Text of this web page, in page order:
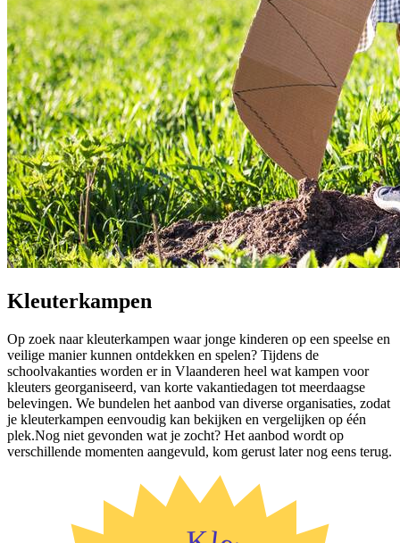
Kleuterkampen
Op zoek naar kleuterkampen waar jonge kinderen op een speelse en
veilige manier kunnen ontdekken en spelen? Tijdens de
schoolvakanties worden er in Vlaanderen heel wat kampen voor
kleuters georganiseerd, van korte vakantiedagen tot meerdaagse
belevingen. We bundelen het aanbod van diverse organisaties, zodat
je kleuterkampen eenvoudig kan bekijken en vergelijken op één
plek.Nog niet gevonden wat je zocht? Het aanbod wordt op
verschillende momenten aangevuld, kom gerust later nog eens terug.